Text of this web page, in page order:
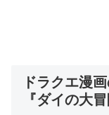
ドラクエ漫
『ダイの大